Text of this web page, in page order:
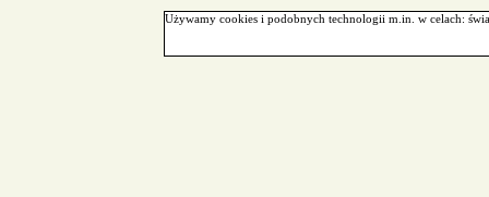
Używamy cookies i podobnych technologii m.in. w celach: